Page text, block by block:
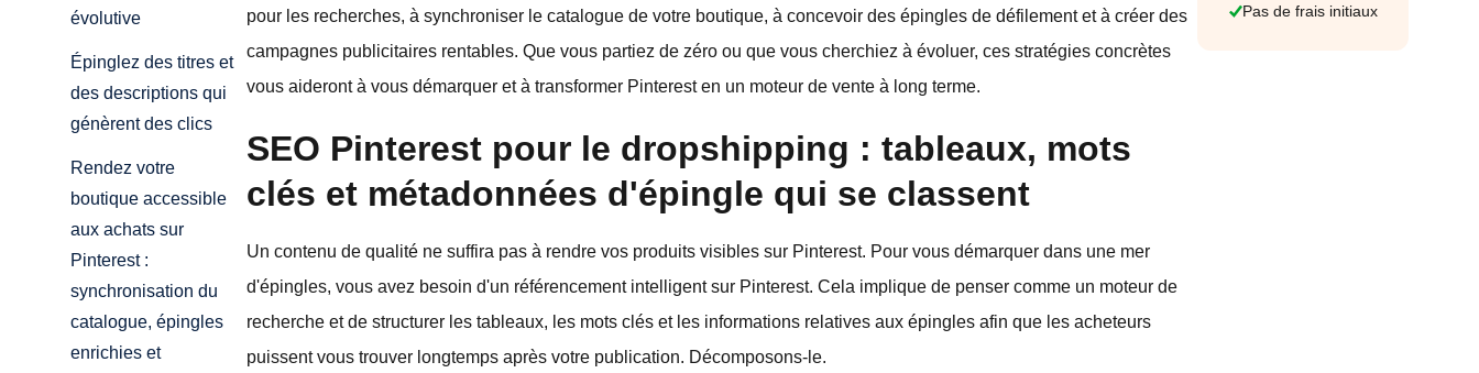
évolutive
Épinglez des titres et
des descriptions qui
génèrent des clics
Rendez votre
boutique accessible
aux achats sur
Pinterest :
synchronisation du
catalogue, épingles
enrichies et
pour les recherches, à synchroniser le catalogue de votre boutique, à concevoir des épingles de défilement et à créer des
campagnes publicitaires rentables. Que vous partiez de zéro ou que vous cherchiez à évoluer, ces stratégies concrètes
vous aideront à vous démarquer et à transformer Pinterest en un moteur de vente à long terme.
SEO Pinterest pour le dropshipping : tableaux, mots
clés et métadonnées d'épingle qui se classent
Un contenu de qualité ne suffira pas à rendre vos produits visibles sur Pinterest. Pour vous démarquer dans une mer
d'épingles, vous avez besoin d'un référencement intelligent sur Pinterest. Cela implique de penser comme un moteur de
recherche et de structurer les tableaux, les mots clés et les informations relatives aux épingles afin que les acheteurs
puissent vous trouver longtemps après votre publication. Décomposons-le.
Pas de frais initiaux